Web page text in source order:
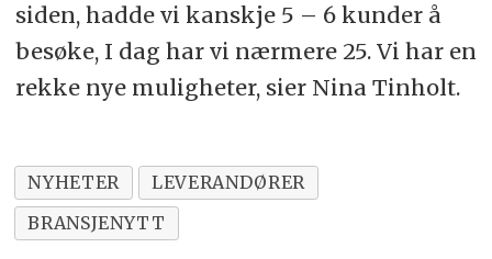
siden, hadde vi kanskje 5 – 6 kunder å
besøke, I dag har vi nærmere 25. Vi har en
rekke nye muligheter, sier Nina Tinholt.
NYHETER
LEVERANDØRER
BRANSJENYTT